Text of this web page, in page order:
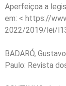
Aperfeiçoa a
em: < https://
2022/2019/lei/
BADARÓ,
Paulo: Revista